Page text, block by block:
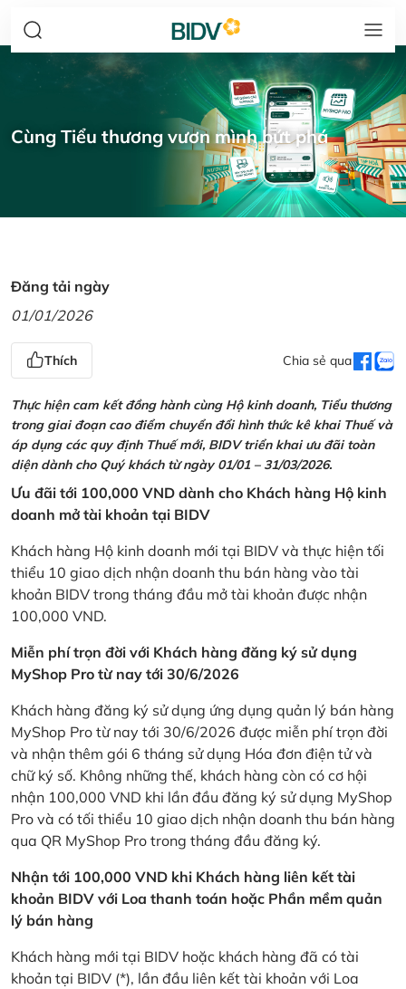
Cùng Tiểu thương vươn mình bứt phá
Đăng tải ngày
01/01/2026
Thích Chia sẻ qua
Thực hiện cam kết đồng hành cùng Hộ kinh doanh, Tiểu thương
trong giai đoạn cao điểm chuyển đổi hình thức kê khai Thuế và
áp dụng các quy định Thuế mới, BIDV triển khai ưu đãi toàn
diện dành cho Quý khách từ ngày 01/01 – 31/03/2026.
Ưu đãi tới 100,000 VND dành cho Khách hàng Hộ kinh
doanh mở tài khoản tại BIDV
Khách hàng Hộ kinh doanh mới tại BIDV và thực hiện tối
thiểu 10 giao dịch nhận doanh thu bán hàng vào tài
khoản BIDV trong tháng đầu mở tài khoản được nhận
100,000 VND.
Miễn phí trọn đời với Khách hàng đăng ký sử dụng
MyShop Pro từ nay tới 30/6/2026
Khách hàng đăng ký sử dụng ứng dụng quản lý bán hàng
MyShop Pro từ nay tới 30/6/2026 được miễn phí trọn đời
và nhận thêm gói 6 tháng sử dụng Hóa đơn điện tử và
chữ ký số. Không những thế, khách hàng còn có cơ hội
nhận 100,000 VND khi lần đầu đăng ký sử dụng MyShop
Pro và có tối thiểu 10 giao dịch nhận doanh thu bán hàng
qua QR MyShop Pro trong tháng đầu đăng ký.
Nhận tới 100,000 VND khi Khách hàng liên kết tài
khoản BIDV với Loa thanh toán hoặc Phần mềm quản
lý bán hàng
Khách hàng mới tại BIDV hoặc khách hàng đã có tài
khoản tại BIDV (*), lần đầu liên kết tài khoản với Loa